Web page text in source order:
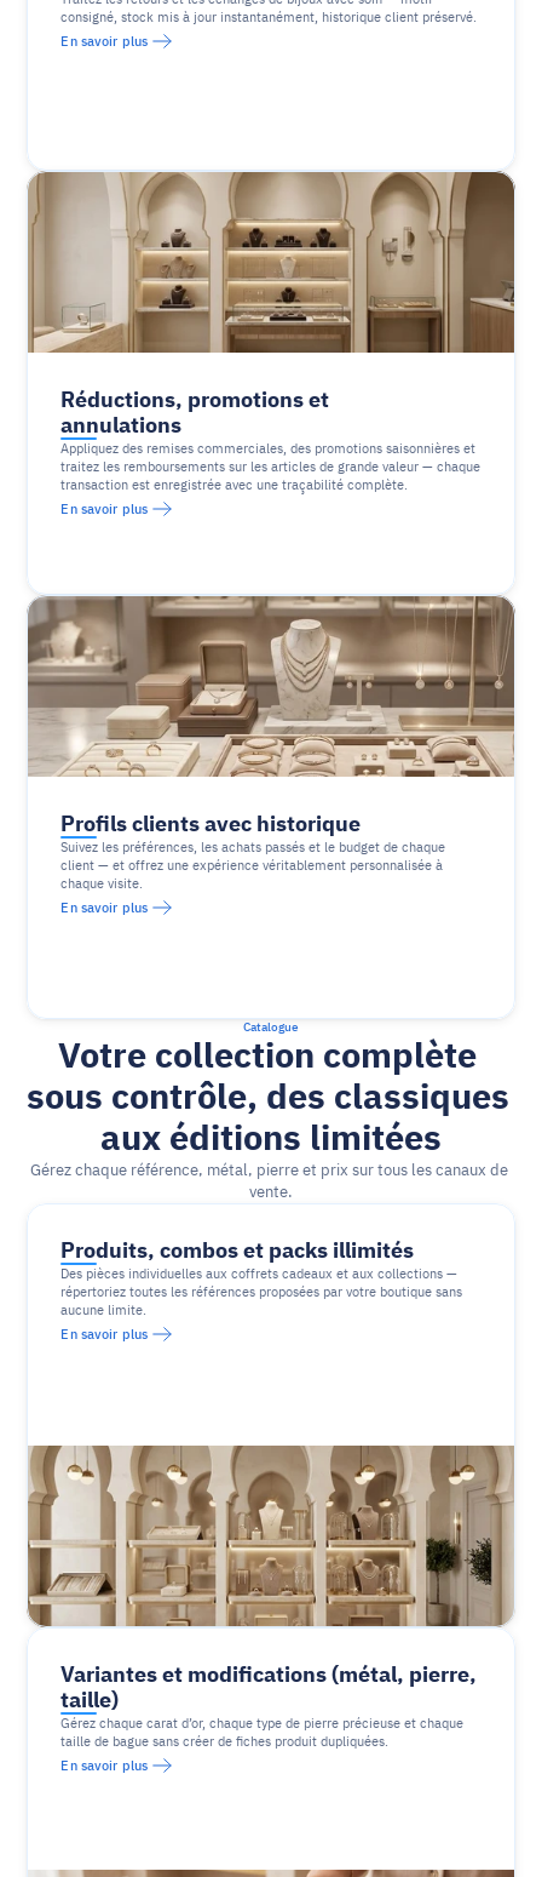
consigné, stock mis à jour instantanément, historique client préservé.
En savoir plus
Réductions, promotions et
annulations
Appliquez des remises commerciales, des promotions saisonnières et
traitez les remboursements sur les articles de grande valeur — chaque
transaction est enregistrée avec une traçabilité complète.
En savoir plus
Profils clients avec historique
Suivez les préférences, les achats passés et le budget de chaque
client — et offrez une expérience véritablement personnalisée à
chaque visite.
En savoir plus
Catalogue
Votre collection complète
sous contrôle, des classiques
aux éditions limitées
Gérez chaque référence, métal, pierre et prix sur tous les canaux de
vente.
Produits, combos et packs illimités
Des pièces individuelles aux coffrets cadeaux et aux collections —
répertoriez toutes les références proposées par votre boutique sans
aucune limite.
En savoir plus
Variantes et modifications (métal, pierre,
taille)
Gérez chaque carat d’or, chaque type de pierre précieuse et chaque
taille de bague sans créer de fiches produit dupliquées.
En savoir plus